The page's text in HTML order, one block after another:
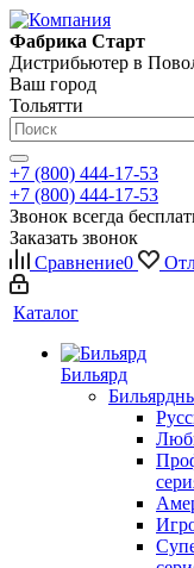
Фабрика Старт
Дистрибьютер в
Ваш город
Тольятти
+7 (800) 444-17-53
+7 (800) 444-17-53
Звонок всегда
Заказать звонок
Сравнение0
Каталог
Бильярд